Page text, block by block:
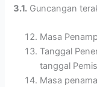
3.1. Guncangan
Masa
Tanggal
tanggal
Masa